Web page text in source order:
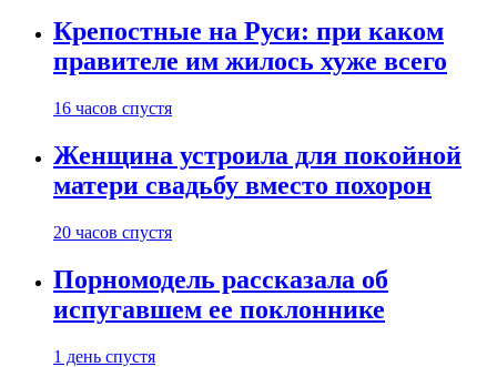
Крепостные на Руси: при каком
правителе им жилось хуже всего
16 часов спустя
Женщина устроила для покойной
матери свадьбу вместо похорон
20 часов спустя
Порномодель рассказала об
испугавшем ее поклоннике
1 день спустя